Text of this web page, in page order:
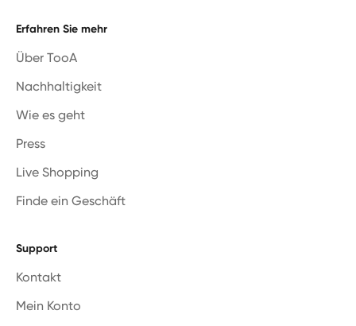
Erfahren Sie mehr
Über TooA
Nachhaltigkeit
Wie es geht
Press
Live Shopping
Finde ein Geschäft
Support
Kontakt
Mein Konto